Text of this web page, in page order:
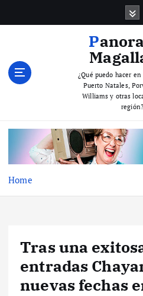
Panoramas
¿Qué puedo hacer
Puerto Natales,
Williams y otras
región?
Home
Tras una
entradas
nuevas fechas